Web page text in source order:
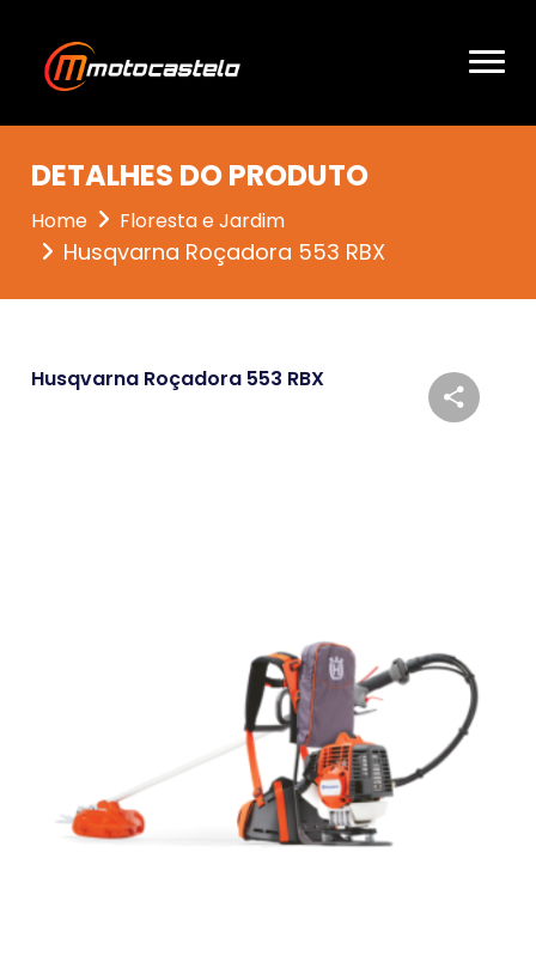
DETALHES DO PRODUTO
Home Floresta e Jardim
Husqvarna Roçadora 553 RBX
Husqvarna Roçadora 553 RBX